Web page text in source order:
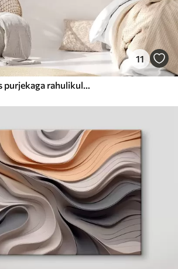
11
Maastikumaal koos purjekaga rahulikul merel, oranžikas ja kollane taevas, kauged mäed